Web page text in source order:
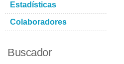
Estadísticas
Colaboradores
Buscador